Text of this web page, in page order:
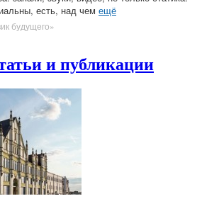
есть, над чем ещё
будущего»
и публикации